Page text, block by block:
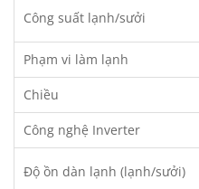
Công suất lạnh/sưởi
Phạm vi làm lạnh
Chiều
Công nghệ Inverter
Độ ồn dàn lạnh (lạnh/sưởi)